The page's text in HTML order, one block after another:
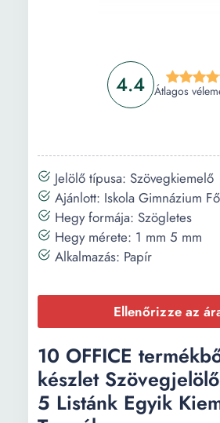
4.4 Átlagos
Jelölő típusa: Szövegkiemelő
Ajánlott: Iskola Gimnázium
Hegy formája: Szögletes
Hegy mérete: 1 mm 5 mm
Alkalmazás: Papír
Ellenőrizze az
10 OFFICE
készlet
5 Listánk Egyik